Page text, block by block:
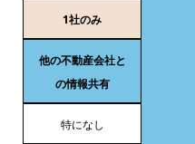
1社のみ
他の不動産会社と
の情報共有
特になし